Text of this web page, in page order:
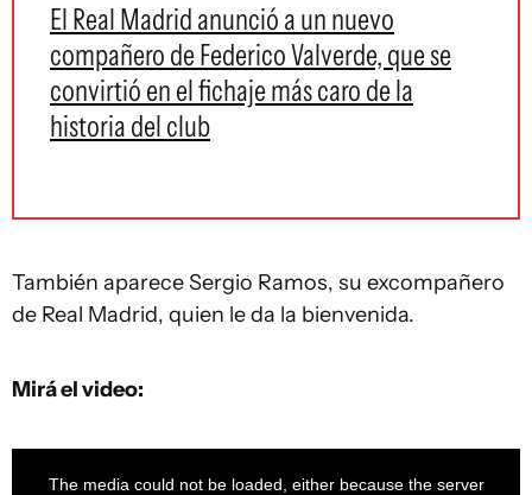
El Real Madrid anunció a un nuevo
compañero de Federico Valverde, que se
convirtió en el fichaje más caro de la
historia del club
También aparece Sergio Ramos, su excompañero
de Real Madrid, quien le da la bienvenida.
Mirá el video:
The media could not be loaded, either because the server